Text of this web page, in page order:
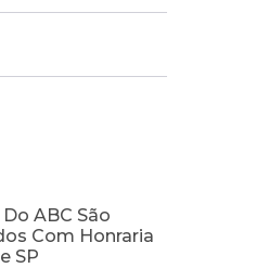
ABC São
Com Honraria
SP